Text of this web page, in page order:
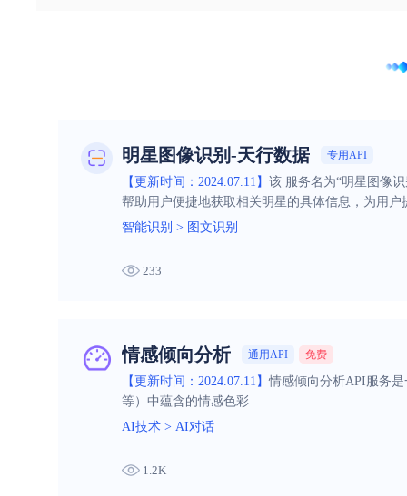
明星图像识别-天行数据 专用API
【更新时间：2024.07.11】 该 服务名为“明星图像
帮助用户便捷地获取相关明星的具体信息，为用
智能识别 > 图文识别
233
情感倾向分析 通用API 免费
【更新时间：2024.07.11】情感倾向分析API服务
等）中蕴含的情感色彩
AI技术 > AI对话
1.2K